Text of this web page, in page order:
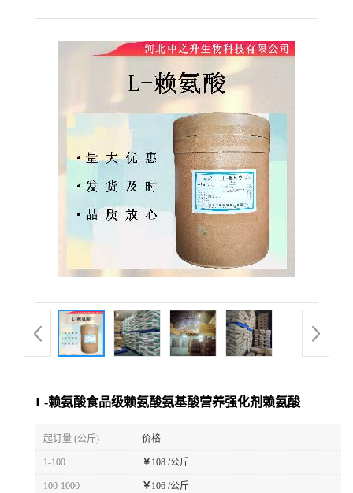
L-赖氨酸食品级赖氨酸氨基酸营养强化剂赖氨酸
起订量 (公斤) 价格
1-100 ￥ 108 /公斤
100-1000 ￥ 106 /公斤